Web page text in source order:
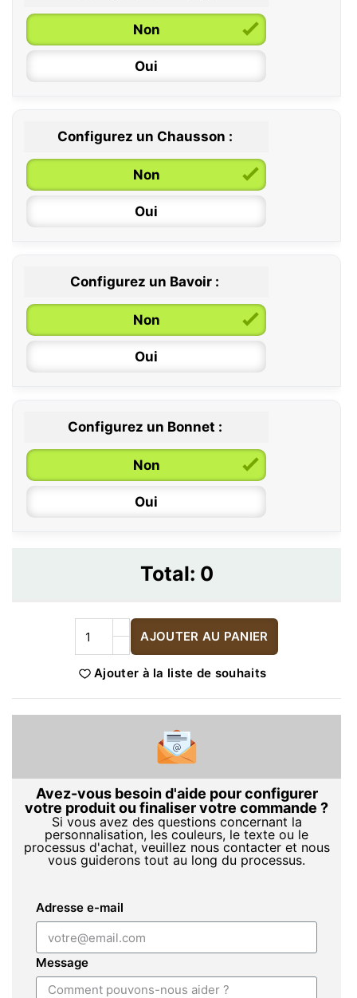
Non
Oui
0 / 6 mois
6 / 12 mois
12 / 18 mois
Configurez un Chausson :
Non
Oui
Configurez un Bavoir :
Non
Oui
Configurez un Bonnet :
Non
Oui
Total: 0
AJOUTER AU PANIER
Ajouter à la liste de souhaits
Avez-vous besoin d'aide pour configurer
votre produit ou finaliser votre commande ?
Si vous avez des questions concernant la
personnalisation, les couleurs, le texte ou le
processus d'achat, veuillez nous contacter et nous
vous guiderons tout au long du processus.
Adresse e-mail
Message